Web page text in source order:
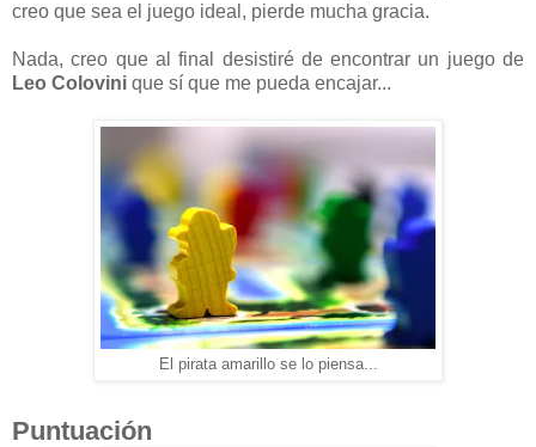
creo que sea el juego ideal, pierde mucha gracia.
Nada, creo que al final desistiré de encontrar un juego de
Leo Colovini que sí que me pueda encajar...
El pirata amarillo se lo piensa...
Puntuación